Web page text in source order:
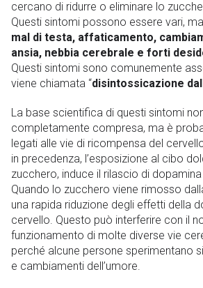
cercano di ridurre o eliminare lo
Questi sintomi possono essere vari,
mal di testa, affaticamento,
ansia, nebbia cerebrale e forti
Questi sintomi sono comunemente
viene chiamata “disintossicazione
La base scientifica di questi sintomi
completamente compresa, ma è
legati alle vie di ricompensa del
in precedenza, l’esposizione al cibo
zucchero, induce il rilascio di
Quando lo zucchero viene rimosso
una rapida riduzione degli effetti della
cervello. Questo può interferire con il
funzionamento di molte diverse vie
perché alcune persone sperimentano
e cambiamenti dell’umore.